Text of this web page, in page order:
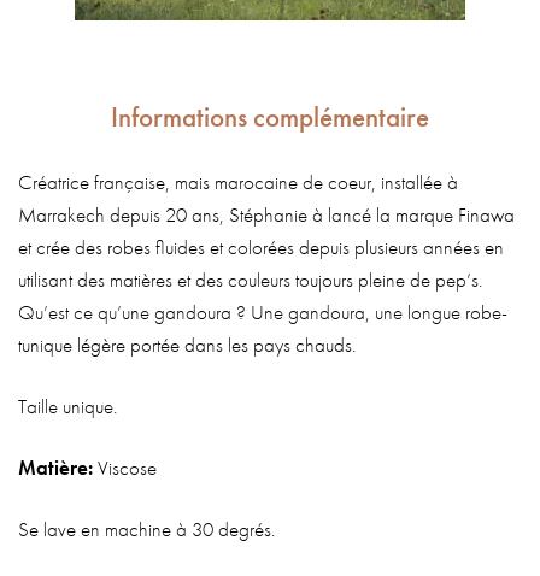
Informations complémentaire
Créatrice française, mais marocaine de coeur, installée à
Marrakech depuis 20 ans, Stéphanie à lancé la marque Finawa
et crée des robes fluides et colorées depuis plusieurs années en
utilisant des matières et des couleurs toujours pleine de pep’s.
Qu’est ce qu’une gandoura ? Une gandoura, une longue robe-
tunique légère portée dans les pays chauds.
Taille unique.
Matière:Viscose
Se lave en machine à 30 degrés.